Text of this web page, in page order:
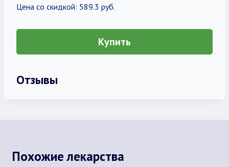
Цена со скидкой: 589.3 руб.
Купить
Отзывы
Похожие лекарства